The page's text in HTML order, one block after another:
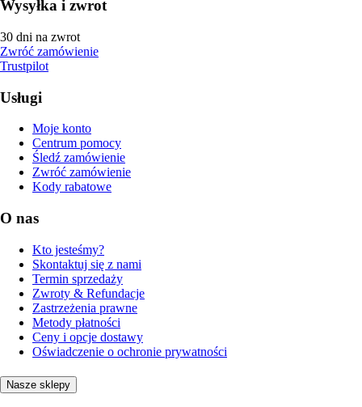
Wysyłka i zwrot
30 dni na zwrot
Zwróć zamówienie
Trustpilot
Usługi
Moje konto
Centrum pomocy
Śledź zamówienie
Zwróć zamówienie
Kody rabatowe
O nas
Kto jesteśmy?
Skontaktuj się z nami
Termin sprzedaży
Zwroty & Refundacje
Zastrzeżenia prawne
Metody płatności
Ceny i opcje dostawy
Oświadczenie o ochronie prywatności
Nasze sklepy